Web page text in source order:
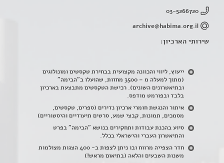
03-5266720
archive@habima.org.il
שירותי הארכיון:
ייעוץ, ליווי והכוונה מקצועית בבחירת טקסטים ומונולוגים
(מתוך למעלה מ – 3500 מחזות, שהועלו ב"הבימה"
ובתיאטרונים השונים). רכישת הטקסטים מתבצעת בארכיון
בלבד ובפורמט מודפס.
איתור והנגשת חומרי ארכיון נדירים (ספרים, טקסטים,
מסמכים, תמונות, קבצי שמע, סרטים תיעודיים והיסטוריים)
סיוע בהכנת עבודות ותחקירים בנושא "הבימה" בפרט
והתיאטרון העברי והישראלי בכלל.
חדר הצפייה מרווח ובו ניתן לצפות ב- 400 הצגות מצולמות
משנות השבעים והלאה (בתיאום מראש!)